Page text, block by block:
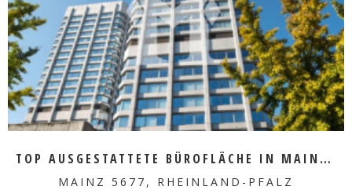
MEHR ERFAHREN
TOP AUSGESTATTETE BÜROFLÄCHE IN MAINZ ZU VERMIETEN
MAINZ 5677, RHEINLAND-PFALZ